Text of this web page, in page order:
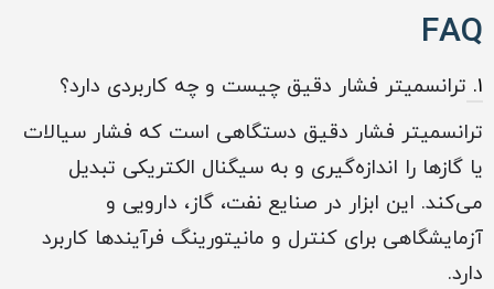
FAQ
۱. ترانسمیتر فشار دقیق چیست و چه کاربردی دارد؟
ترانسمیتر فشار دقیق دستگاهی است که فشار سیالات
یا گازها را اندازه‌گیری و به سیگنال الکتریکی تبدیل
می‌کند. این ابزار در صنایع نفت، گاز، دارویی و
آزمایشگاهی برای کنترل و مانیتورینگ فرآیندها کاربرد
دارد.